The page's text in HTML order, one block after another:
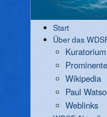
Start
Über das
Kuratorium
Wikipedia
Paul
Weblinks